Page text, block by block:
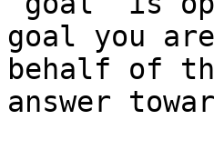
goal you
behalf of
answer